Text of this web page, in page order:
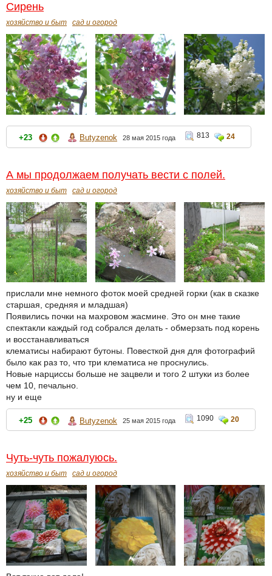
Сирень
хозяйство и быт сад и огород
+23 Butyzenok 28 мая 2015 года 813 24
А мы продолжаем получать вести с полей.
хозяйство и быт сад и огород
прислали мне немного фоток моей средней горки (как в сказке
старшая, средняя и младшая)
Появились почки на махровом жасмине. Это он мне такие
спектакли каждый год собрался делать - обмерзать под корень
и восстанавливаться
клематисы набирают бутоны. Повесткой дня для фотографий
было как раз то, что три клематиса не проснулись.
Новые нарциссы больше не зацвели и того 2 штуки из более
чем 10, печально.
ну и еще
+25 Butyzenok 25 мая 2015 года 1090 20
Чуть-чуть пожалуюсь.
хозяйство и быт сад и огород